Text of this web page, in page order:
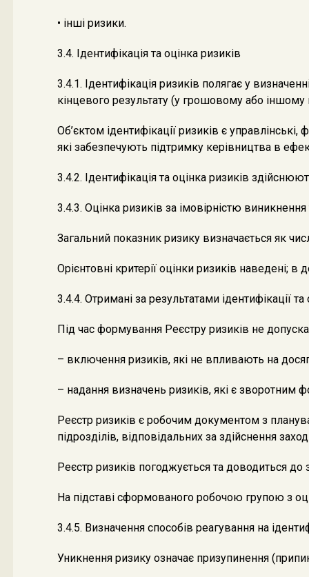
• інші ризики.
3.4. Ідентифікація та оцінка ризиків
3.4.1. Ідентифікація ризиків полягає у
кінцевого результату (у грошовому або іншому
Об’єктом ідентифікації ризиків є
які забезпечують підтримку керівництва в
3.4.2. Ідентифікація та оцінка ризиків
3.4.3. Оцінка ризиків за імовірністю
Загальний показник ризику визначається як
Орієнтовні критерії оцінки ризиків наведені;
3.4.4. Отримані за результатами
Під час формування Реєстру ризиків не
– включення ризиків, які не впливають на
– надання визначень ризиків, які є зворотним
Реєстр ризиків є робочим документом з
підрозділів, відповідальних за здійснення
Реєстр ризиків погоджується та доводиться до
На підставі сформованого робочою групою з
3.4.5. Визначення способів реагування на
Уникнення ризику означає призупинення